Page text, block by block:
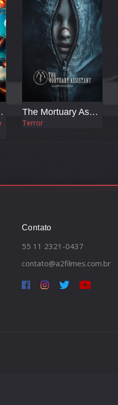
The Mortuary Assistant
Terror
Contato
55 11 2321-0437
contato@a2filmes.com.br